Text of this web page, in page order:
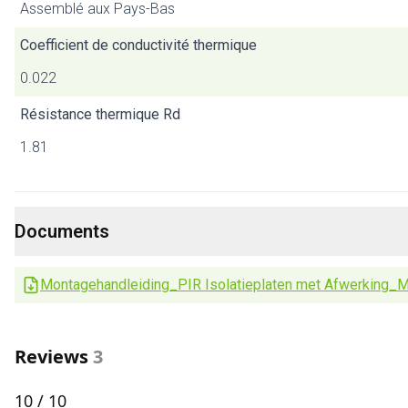
Assemblé aux Pays-Bas
Coefficient de conductivité thermique
0.022
Résistance thermique Rd
1.81
Documents
Montagehandleiding_PIR Isolatieplaten met
Reviews3
10 / 10